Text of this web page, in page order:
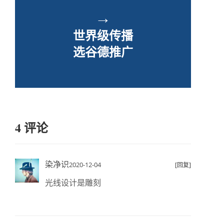
→
世界级传播
选谷德推广
4 评论
染净识2020-12-04 [回复]
光线设计是雕刻